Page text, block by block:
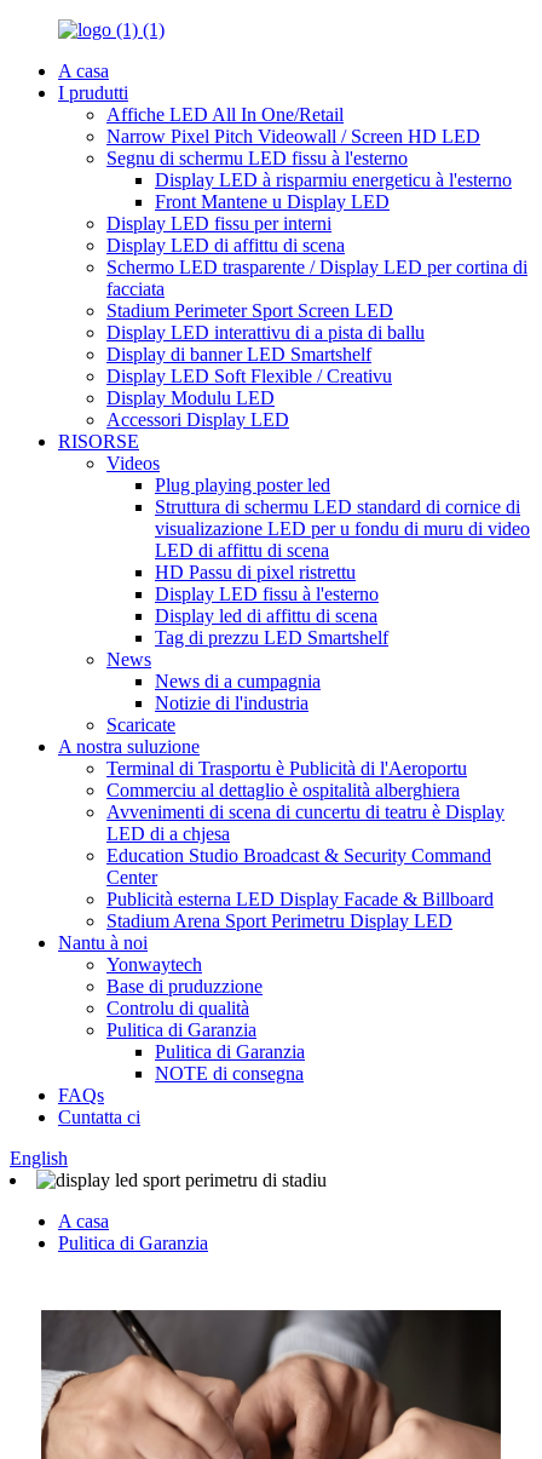
A casa
I prudutti
Affiche LED All In One/Retail
Narrow Pixel Pitch Videowall / Screen HD LED
Segnu di schermu LED fissu à l'esterno
Display LED à risparmiu energeticu à l'esterno
Front Mantene u Display LED
Display LED fissu per interni
Display LED di affittu di scena
Schermo LED trasparente / Display LED per cortina di
facciata
Stadium Perimeter Sport Screen LED
Display LED interattivu di a pista di ballu
Display di banner LED Smartshelf
Display LED Soft Flexible / Creativu
Display Modulu LED
Accessori Display LED
RISORSE
Videos
Plug playing poster led
Struttura di schermu LED standard di cornice di
visualizazione LED per u fondu di muru di video
LED di affittu di scena
HD Passu di pixel ristrettu
Display LED fissu à l'esterno
Display led di affittu di scena
Tag di prezzu LED Smartshelf
News
News di a cumpagnia
Notizie di l'industria
Scaricate
A nostra suluzione
Terminal di Trasportu è Publicità di l'Aeroportu
Commerciu al dettaglio è ospitalità alberghiera
Avvenimenti di scena di cuncertu di teatru è Display
LED di a chjesa
Education Studio Broadcast & Security Command
Center
Publicità esterna LED Display Facade & Billboard
Stadium Arena Sport Perimetru Display LED
Nantu à noi
Yonwaytech
Base di pruduzzione
Controlu di qualità
Pulitica di Garanzia
Pulitica di Garanzia
NOTE di consegna
FAQs
Cuntatta ci
English
A casa
Pulitica di Garanzia